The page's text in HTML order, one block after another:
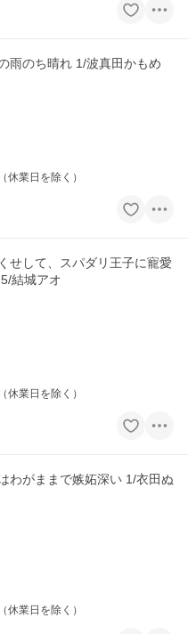
雨のち晴れ 1/波真田かもめ
休業日を除く）
せして、スパダリ王子に寵愛
結城アオ
休業日を除く）
わがままで嫉妬深い 1/衣田ぬ
休業日を除く）